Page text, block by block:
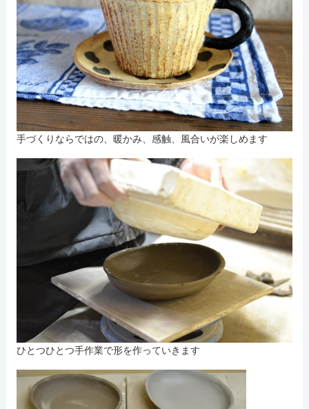
手づくりならではの、暖かみ、感触、風合いが楽しめます
ひとつひとつ手作業で形を作っていきます